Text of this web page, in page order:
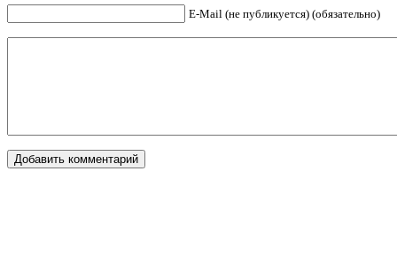
E-Mail (не публикуется) (обязательно)